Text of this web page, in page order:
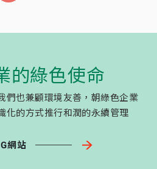
的綠色使命
們也兼顧環境友善，朝綠色企業
化的方式推行和潤的永續管理
網站